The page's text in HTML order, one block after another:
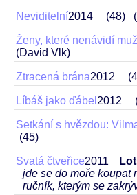
Neviditelní2014 48
Ženy, které nenávidí
(David Vlk)
Ztracená brána2012
Líbáš jako ďábel 2012
Setkání s hvězdou:
45
Svatá čtveřice2011
jde se do moře koupat
ručník, kterým se